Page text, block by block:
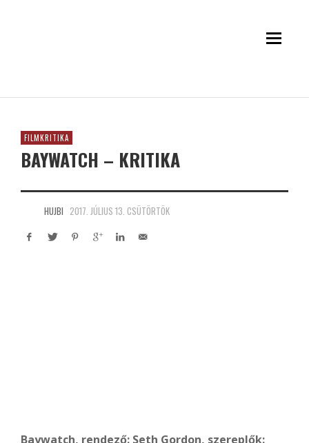
FILMKRITIKA
BAYWATCH – KRITIKA
HUJBI 2017. JÚLIUS 13. CSÜTÖRTÖK
Baywatch, rendező: Seth Gordon, szereplők: